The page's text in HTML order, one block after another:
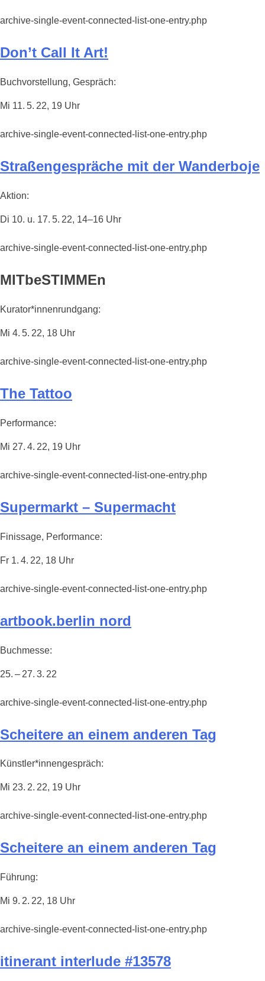
archive-single-event-connected-list-one-entry.php
Don’t Call It Art!
Buchvorstellung, Gespräch:
Mi 11. 5. 22, 19 Uhr
archive-single-event-connected-list-one-entry.php
Straßengespräche mit der Wanderboje
Aktion:
Di 10. u. 17. 5. 22, 14–16 Uhr
archive-single-event-connected-list-one-entry.php
MITbeSTIMMEn
Kurator*innenrundgang:
Mi 4. 5. 22, 18 Uhr
archive-single-event-connected-list-one-entry.php
The Tattoo
Performance:
Mi 27. 4. 22, 19 Uhr
archive-single-event-connected-list-one-entry.php
Supermarkt – Supermacht
Finissage, Performance:
Fr 1. 4. 22, 18 Uhr
archive-single-event-connected-list-one-entry.php
artbook.berlin nord
Buchmesse:
25. – 27. 3. 22
archive-single-event-connected-list-one-entry.php
Scheitere an einem anderen Tag
Künstler*innengespräch:
Mi 23. 2. 22, 19 Uhr
archive-single-event-connected-list-one-entry.php
Scheitere an einem anderen Tag
Führung:
Mi 9. 2. 22, 18 Uhr
archive-single-event-connected-list-one-entry.php
itinerant interlude #13578